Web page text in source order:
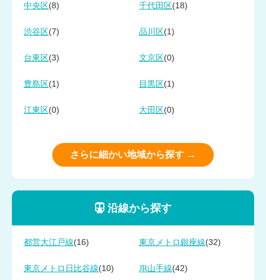
中央区 (8) 千代田区 (18)
渋谷区 (7) 品川区 (1)
台東区 (3) 文京区 (0)
豊島区 (1) 目黒区 (1)
江東区 (0) 大田区 (0)
さらに細かい地域から探す →
沿線から探す
都営大江戸線(16) 東京メトロ銀座線(32)
東京メトロ日比谷線(10) JR山手線(42)